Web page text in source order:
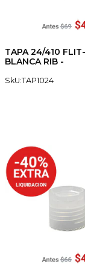
TAPA 24/410
BLANCA RIB -
SkU:TAP1024